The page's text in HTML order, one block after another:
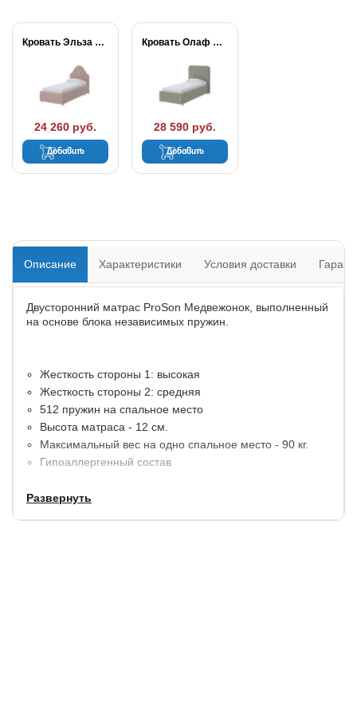
Кровать Эльза ProSon
24 260 руб.
Добавить
Кровать Олаф ProSon
28 590 руб.
Добавить
Описание Характеристики Условия доставки
Двусторонний матрас ProSon Медвежонок, выполненный
на основе блока независимых пружин.
Жесткость стороны 1: высокая
Жесткость стороны 2: средняя
512 пружин на спальное место
Высота матраса - 12 см.
Максимальный вес на одно спальное место - 90 кг.
Гипоаллергенный состав
Идеально подойдет для детских и подрастковых
кроватей.
Развернуть